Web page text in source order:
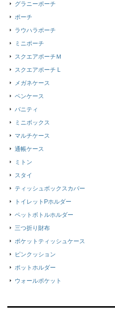
グラニーポーチ
ポーチ
ラウハラポーチ
ミニポーチ
スクエアポーチＭ
スクエアポーチ L
メガネケース
ペンケース
バニティ
ミニボックス
マルチケース
通帳ケース
ミトン
スタイ
ティッシュボックスカバー
トイレットPホルダー
ペットボトルホルダー
三つ折り財布
ポケットティッシュケース
ピンクッション
ポットホルダー
ウォールポケット